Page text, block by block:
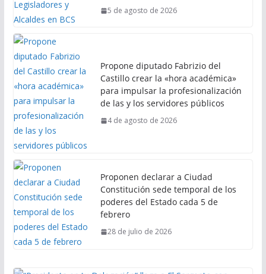
5 de agosto de 2026
Propone diputado Fabrizio del
Castillo crear la «hora académica»
para impulsar la profesionalización
de las y los servidores públicos
4 de agosto de 2026
Proponen declarar a Ciudad
Constitución sede temporal de los
poderes del Estado cada 5 de
febrero
28 de julio de 2026